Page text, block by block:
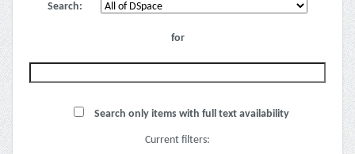
Search:
for
Search only items with full text availability
Current filters: